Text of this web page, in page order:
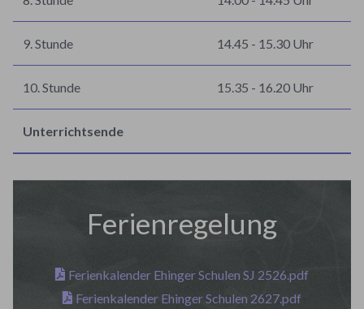
9. Stunde 14.45 - 15.30 Uhr
10. Stunde 15.35 - 16.20 Uhr
Unterrichtsende
Ferienregelung
Ferienkalender Ehinger Schulen SJ 2526.pdf
Ferienkalender Ehinger Schulen 2627.pdf